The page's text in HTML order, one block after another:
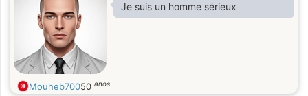
Je suis un homme sérieux
Mouheb70050 anos